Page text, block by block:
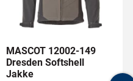
MASCOT 12002-149
Dresden Softshell
Jakke